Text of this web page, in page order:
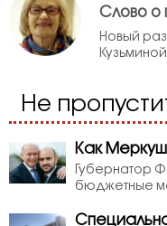
Слово о
Новый
Кузьминой
Не
Как
Губернатор
бюджетные